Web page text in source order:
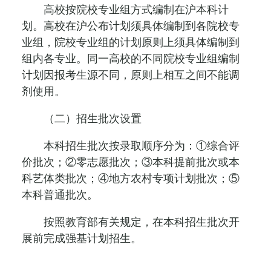
高校按院校专业组方式编制在沪本科计
划。高校在沪公布计划须具体编制到各院校专
业组，院校专业组的计划原则上须具体编制到
组内各专业。同一高校的不同院校专业组编制
计划因报考生源不同，原则上相互之间不能调
剂使用。
（二）招生批次设置
本科招生批次按录取顺序分为：①综合评
价批次；②零志愿批次；③本科提前批次或本
科艺体类批次；④地方农村专项计划批次；⑤
本科普通批次。
按照教育部有关规定，在本科招生批次开
展前完成强基计划招生。